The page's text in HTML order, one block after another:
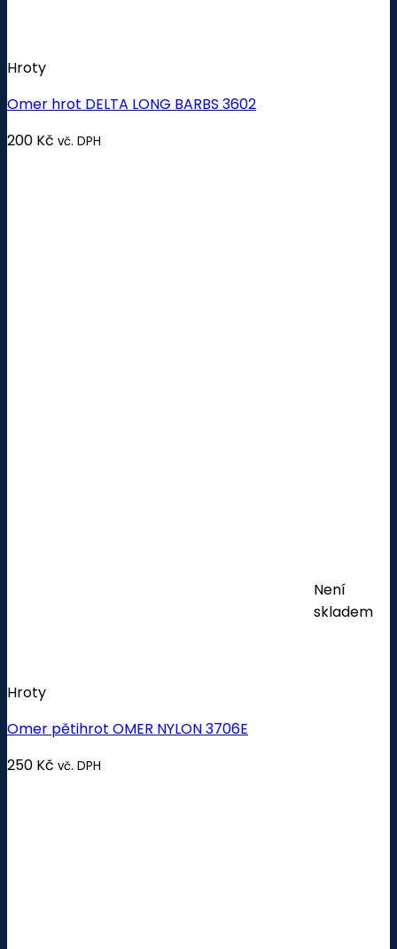
Hroty
Omer hrot DELTA LONG BARBS 3602
200 Kč vč. DPH
Není
skladem
Hroty
Omer pětihrot OMER NYLON 3706E
250 Kč vč. DPH